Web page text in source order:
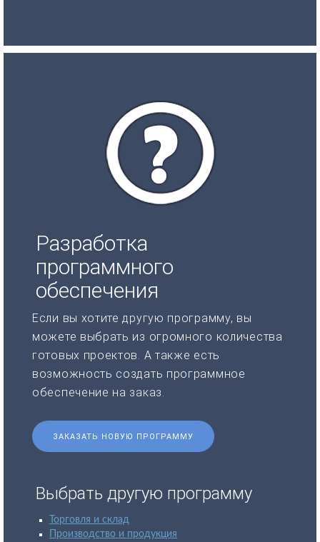
Разработка
программного
обеспечения
Если вы хотите другую программу, вы
можете выбрать из огромного количества
готовых проектов. А также есть
возможность создать программное
обеспечение на заказ.
ЗАКАЗАТЬ НОВУЮ ПРОГРАММУ
Выбрать другую программу
Торговля и склад
Производство и продукция